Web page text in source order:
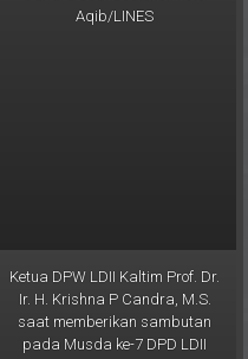
(19/2) di Gedung DPR RI,
Ketua DPRD Kaltim
Hasanuddin Mas'ud menerima
cenderamata buku pedoman
ibadah dari Prof. Krishna P
Candra usai audiensi. Foto: